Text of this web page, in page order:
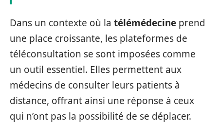
Dans un contexte où la télémédecine prend
une place croissante, les plateformes de
téléconsultation se sont imposées comme
un outil essentiel. Elles permettent aux
médecins de consulter leurs patients à
distance, offrant ainsi une réponse à ceux
qui n’ont pas la possibilité de se déplacer.